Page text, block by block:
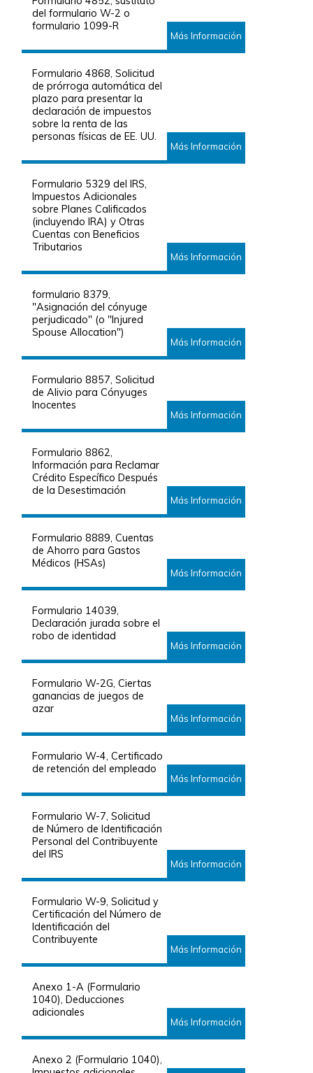
del formulario W-2 o
formulario 1099-R
Más Información
Formulario 4868, Solicitud
de prórroga automática del
plazo para presentar la
declaración de impuestos
sobre la renta de las
personas físicas de EE. UU.
Más Información
Formulario 5329 del IRS,
Impuestos Adicionales
sobre Planes Calificados
(incluyendo IRA) y Otras
Cuentas con Beneficios
Tributarios
Más Información
formulario 8379,
"Asignación del cónyuge
perjudicado" (o "Injured
Spouse Allocation")
Más Información
Formulario 8857, Solicitud
de Alivio para Cónyuges
Inocentes
Más Información
Formulario 8862,
Información para Reclamar
Crédito Específico Después
de la Desestimación
Más Información
Formulario 8889, Cuentas
de Ahorro para Gastos
Médicos (HSAs)
Más Información
Formulario 14039,
Declaración jurada sobre el
robo de identidad
Más Información
Formulario W-2G, Ciertas
ganancias de juegos de
azar
Más Información
Formulario W-4, Certificado
de retención del empleado
Más Información
Formulario W-7, Solicitud
de Número de Identificación
Personal del Contribuyente
del IRS
Más Información
Formulario W-9, Solicitud y
Certificación del Número de
Identificación del
Contribuyente
Más Información
Anexo 1-A (Formulario
1040), Deducciones
adicionales
Más Información
Anexo 2 (Formulario 1040),